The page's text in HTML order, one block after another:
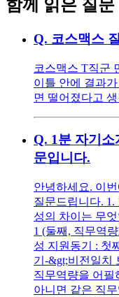
함께 읽은 질문
Q. 코스맥스
코스맥스 T직군
이틀 안에 결과
면 떨어졌다고
Q. 1분 자기
문입니다.
안녕하세요. 이
질문드립니다.
성의 차이는 무
1 (둘째, 직무역
성 지원동기 : 첫
기-&gt;비전일치
직무역량을 어필
아니면 같은 직